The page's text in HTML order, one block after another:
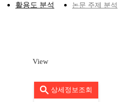
활용도 분석 논문 주제 분석
View
상세정보조회